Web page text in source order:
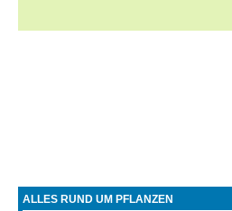
ALLES RUND UM PFLANZEN